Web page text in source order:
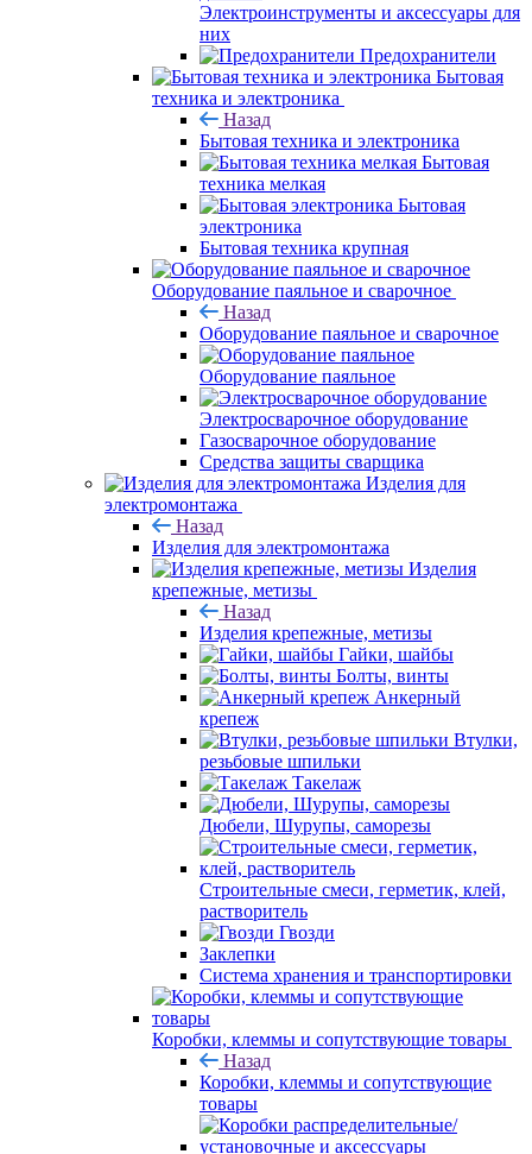
Электроинструменты и аксессуары для
них
Предохранители
Бытовая
техника и электроника
Назад
Бытовая техника и электроника
Бытовая
техника мелкая
Бытовая
электроника
Бытовая техника крупная
Оборудование паяльное и сварочное
Назад
Оборудование паяльное и сварочное
Оборудование паяльное
Электросварочное оборудование
Газосварочное оборудование
Средства защиты сварщика
Изделия для
электромонтажа
Назад
Изделия для электромонтажа
Изделия
крепежные, метизы
Назад
Изделия крепежные, метизы
Гайки, шайбы
Болты, винты
Анкерный
крепеж
Втулки,
резьбовые шпильки
Такелаж
Дюбели, Шурупы, саморезы
Строительные смеси, герметик, клей,
растворитель
Гвозди
Заклепки
Система хранения и транспортировки
Коробки, клеммы и сопутствующие товары
Назад
Коробки, клеммы и сопутствующие
товары